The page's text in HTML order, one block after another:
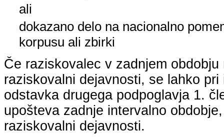
ali
dokazano delo na nacionalno
korpusu ali zbirki
Če raziskovalec v zadnjem
raziskovalni dejavnosti, se lahko
odstavka drugega podpoglavja 1.
upošteva zadnje intervalno
raziskovalni dejavnosti.